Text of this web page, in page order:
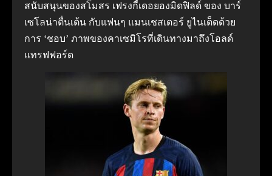
สนับสนุนของสโมสร เฟรงกี้เดอยองมิดฟิลด์ ของ บาร์
เซโลน่าตื่นเต้น กับแฟนๆ แมนเชสเตอร์ ยูไนเต็ดด้วย
การ ‘ชอบ’ ภาพของคาเซมิโรที่เดินทางมาถึงโอลด์
แทรฟฟอร์ด